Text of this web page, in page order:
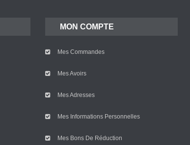
MON COMPTE
Mes Commandes
Mes Avoirs
Mes Adresses
Mes Informations Personnelles
Mes Bons De Réduction